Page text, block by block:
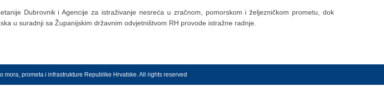
Dubrovnik i Agencije za istraživanje nesreća u zračnom, pomorskom i željezničkom prometu, dok
u suradnji sa Županijskim državnim odvjetništvom RH provode istražne radnje.
mora, prometa i infrastrukture Republike Hrvatske. All rights reserved